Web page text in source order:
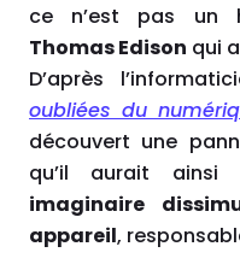
ce n’est pas un
Thomas Edison qui
D’après
oubliées du
découvert une
qu’il aurait
imaginaire
appareil,